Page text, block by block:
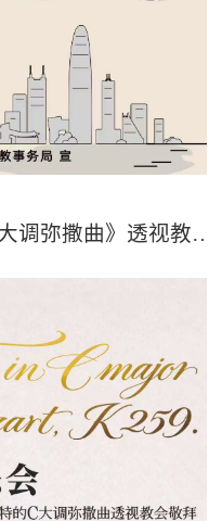
聆听神圣：从莫扎特《C大调弥撒曲》透视教会敬拜